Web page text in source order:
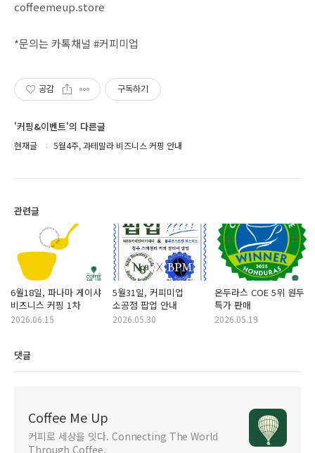
coffeemeup.store
*문의는 카톡채널 #커피미업
공감 구독하기
'커핑&이벤트'의 다른글
현재글 5월4주, 과테말라 비즈니스 커핑 안내
관련글
6월18일, 파나마 게이샤
비즈니스 커핑 1차
2026.06.15
5월31일, 커피미업
소공점 팝업 안내
2026.05.30
온두라스 COE 5위 원두
특가 판매
2026.05.19
댓글
Coffee Me Up
커피로 세상을 잇다. Connecting The World
Through Coffee.